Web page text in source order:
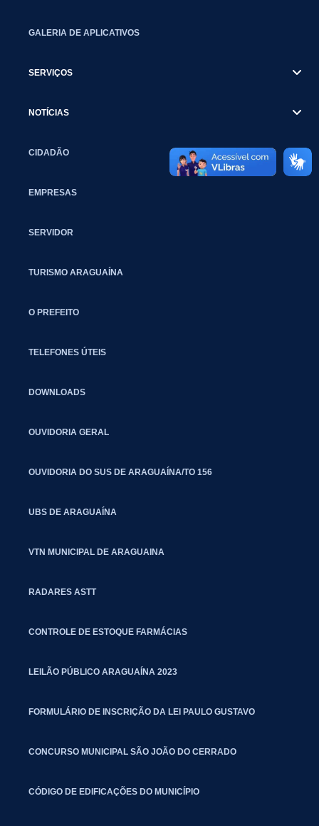
GALERIA DE APLICATIVOS
SERVIÇOS
NOTÍCIAS
CIDADÃO
EMPRESAS
SERVIDOR
TURISMO ARAGUAÍNA
O PREFEITO
TELEFONES ÚTEIS
DOWNLOADS
OUVIDORIA GERAL
OUVIDORIA DO SUS DE ARAGUAÍNA/TO 156
UBS DE ARAGUAÍNA
VTN MUNICIPAL DE ARAGUAINA
RADARES ASTT
CONTROLE DE ESTOQUE FARMÁCIAS
LEILÃO PÚBLICO ARAGUAÍNA 2023
FORMULÁRIO DE INSCRIÇÃO DA LEI PAULO GUSTAVO
CONCURSO MUNICIPAL SÃO JOÃO DO CERRADO
CÓDIGO DE EDIFICAÇÕES DO MUNICÍPIO